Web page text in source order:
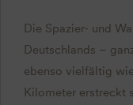
Die Spazier- und
Deutschlands –
ebenso vielfältig
Kilometer erstreckt